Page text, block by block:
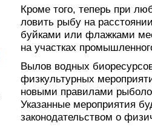
Кроме того, теперь при
ловить рыбу на
буйками или флажками
на участках
Вылов водных
физкультурных
новыми правилами
Указанные мероприятия
законодательством о